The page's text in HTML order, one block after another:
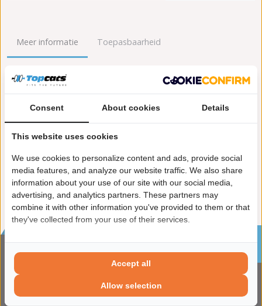
Meer informatie Toepasbaarheid
Origineel nummers
Lengte [mm]:
Emissienorm:
Conform EG/ECE:
roetfilters
CONTACTGEGVENS
Apolloweg 88
Consent About cookies Details
This website uses cookies
We use cookies to personalize content and ads, provide social
media features, and analyze our website traffic. We also share
information about your use of our site with our social media,
advertising, and analytics partners. These partners may
combine it with other information you've provided to them or that
they've collected from your use of their services.
Allow selection
Accept all